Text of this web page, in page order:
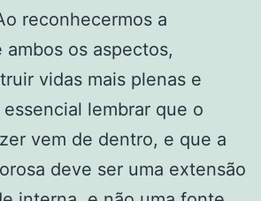
reconhecermos a
os aspectos,
vidas mais plenas e
lembrar que o
vem de dentro, e que a
deve ser uma extensão